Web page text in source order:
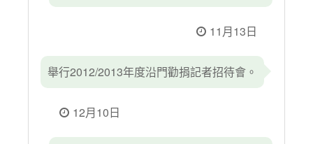
11月13日
舉行2012/2013年度沿門勸捐記者招待會。
12月10日